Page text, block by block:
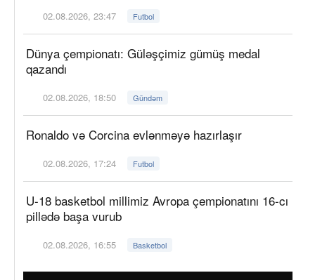
02.08.2026, 23:47 Futbol
Dünya çempionatı: Güləşçimiz gümüş medal
qazandı
02.08.2026, 18:50 Gündəm
Ronaldo və Corcina evlənməyə hazırlaşır
02.08.2026, 17:24 Futbol
U-18 basketbol millimiz Avropa çempionatını 16-cı
pillədə başa vurub
02.08.2026, 16:55 Basketbol